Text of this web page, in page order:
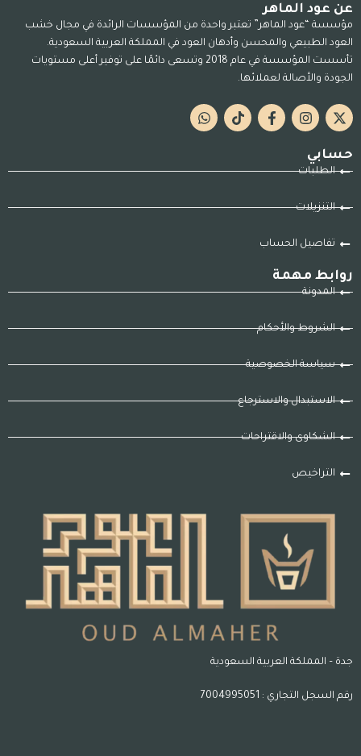
عن عود الماهر
مؤسسة “عود الماهر” تعتبر واحدة من المؤسسات الرائدة في مجال خشب
العود الطبيعي والمحسن وأدهان العود في المملكة العربية السعودية.
تأسست المؤسسة في عام 2018 وتسعى دائمًا على توفير أعلى مستويات
الجودة والأصالة لعملائها.
حسابي
الطلبات
التنزيلات
تفاصيل الحساب
روابط مهمة
المدونة
الشروط والأحكام
سياسة الخصوصية
الاستبدال والاسترجاع
الشكاوى والاقتراحات
التراخيص
جدة – المملكة العربية السعودية
رقم السجل التجاري : 7004995051